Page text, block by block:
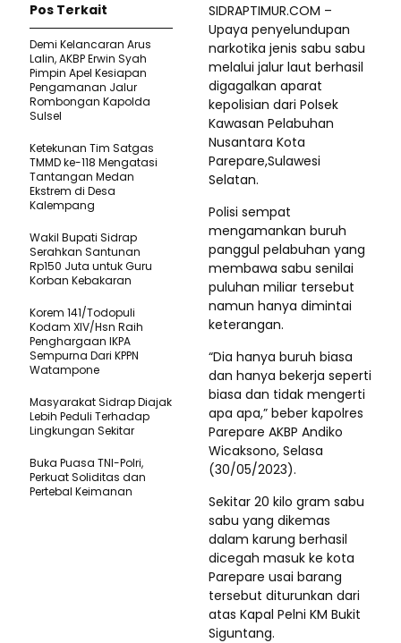
SIDRAPTIMUR.COM –
Upaya penyelundupan
narkotika jenis sabu sabu
melalui jalur laut berhasil
digagalkan aparat
kepolisian dari Polsek
Kawasan Pelabuhan
Nusantara Kota
Parepare,Sulawesi
Selatan.
Polisi sempat
mengamankan buruh
panggul pelabuhan yang
membawa sabu senilai
puluhan miliar tersebut
namun hanya dimintai
keterangan.
“Dia hanya buruh biasa
dan hanya bekerja seperti
biasa dan tidak mengerti
apa apa,” beber kapolres
Parepare AKBP Andiko
Wicaksono, Selasa
(30/05/2023).
Sekitar 20 kilo gram sabu
sabu yang dikemas
dalam karung berhasil
dicegah masuk ke kota
Parepare usai barang
tersebut diturunkan dari
atas Kapal Pelni KM Bukit
Siguntang.
Pos Terkait
Demi Kelancaran Arus
Lalin, AKBP Erwin Syah
Pimpin Apel Kesiapan
Pengamanan Jalur
Rombongan Kapolda
Sulsel
Ketekunan Tim Satgas
TMMD ke-118 Mengatasi
Tantangan Medan
Ekstrem di Desa
Kalempang
Wakil Bupati Sidrap
Serahkan Santunan
Rp150 Juta untuk Guru
Korban Kebakaran
Korem 141/Todopuli
Kodam XIV/Hsn Raih
Penghargaan IKPA
Sempurna Dari KPPN
Watampone
Masyarakat Sidrap Diajak
Lebih Peduli Terhadap
Lingkungan Sekitar
Buka Puasa TNI-Polri,
Perkuat Soliditas dan
Pertebal Keimanan